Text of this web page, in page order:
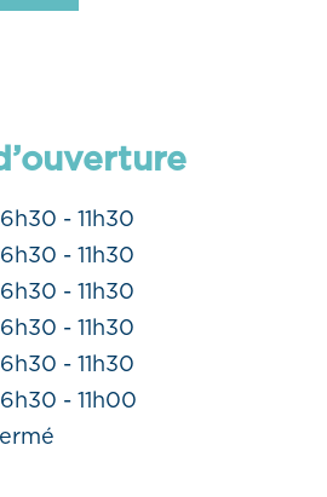
- 11h30
- 11h30
- 11h30
- 11h30
- 11h30
- 11h00